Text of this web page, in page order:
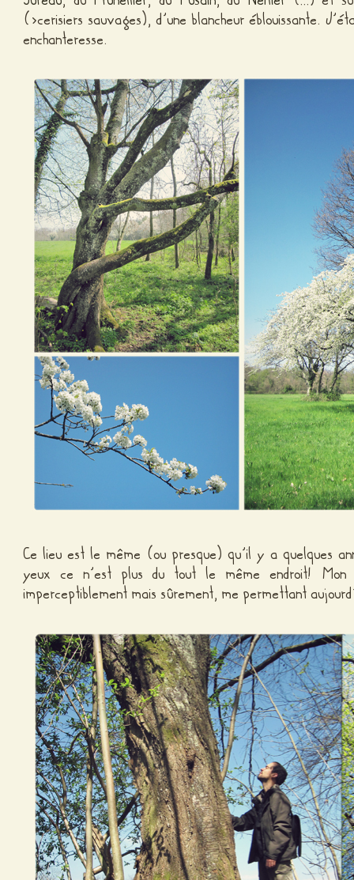
(>cerisiers sauvages), d’une blancheur éblouissante.
enchanteresse.
Ce lieu est le même (ou presque) qu’il y a quelques
yeux ce n’est plus du tout le même endroit!
imperceptiblement mais sûrement, me permettant